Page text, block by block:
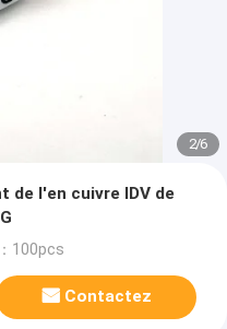
2/6
de l'en cuivre IDV de
100pcs
Contactez